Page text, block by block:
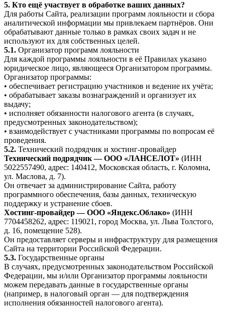
5. Кто ещё участвует в обработке ваших данных?
Для работы Сайта, реализации программ лояльности и сбора
аналитической информации мы привлекаем партнёров. Они
обрабатывают данные только в рамках своих задач и не
используют их для собственных целей.
5.1. Организатор программ лояльности
Для каждой программы лояльности в её Правилах указано
юридическое лицо, являющееся Организатором программы.
Организатор программы:
• обеспечивает регистрацию участников и ведение их учёта;
• обрабатывает заказы вознаграждений и организует их
выдачу;
• исполняет обязанности налогового агента (в случаях,
предусмотренных законодательством);
• взаимодействует с участниками программы по вопросам её
проведения.
5.2. Технический подрядчик и хостинг-провайдер
Технический подрядчик — ООО «ЛАНСЕЛОТ» (ИНН
5022557490, адрес: 140412, Московская область, г. Коломна,
ул. Маслова, д. 7).
Он отвечает за администрирование Сайта, работу
программного обеспечения, базы данных, техническую
поддержку и устранение сбоев.
Хостинг-провайдер — ООО «Яндекс.Облако» (ИНН
7704458262, адрес: 119021, город Москва, ул. Льва Толстого,
д. 16, помещение 528).
Он предоставляет серверы и инфраструктуру для размещения
Сайта на территории Российской Федерации.
5.3. Государственные органы
В случаях, предусмотренных законодательством Российской
Федерации, мы и/или Организатор программы лояльности
можем передавать данные в государственные органы
(например, в налоговый орган — для подтверждения
исполнения обязанностей налогового агента).